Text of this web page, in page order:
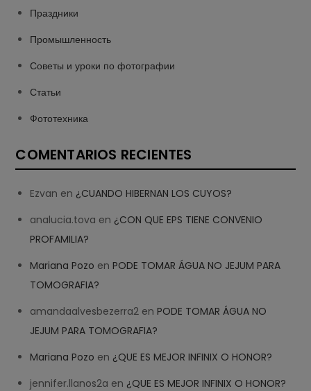
Праздники
Промышленность
Советы и уроки по фотографии
Статьи
Фототехника
COMENTARIOS RECIENTES
Ezvan en ¿CUANDO HIBERNAN LOS CUYOS?
analucia.tova en ¿CON QUE EPS TIENE CONVENIO
PROFAMILIA?
Mariana Pozo enPODE TOMAR ÁGUA NO JEJUM PARA
TOMOGRAFIA?
amandaalvesbezerra2 enPODE TOMAR ÁGUA NO
JEJUM PARA TOMOGRAFIA?
Mariana Pozo en ¿QUE ES MEJOR INFINIX O HONOR?
jennifer.llanos2a en ¿QUE ES MEJOR INFINIX O HONOR?